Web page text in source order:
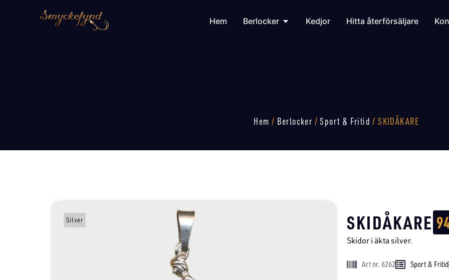
Hem Berlocker Kedjor Hitta återförsäljare
Hem / Berlocker /Sport & Fritid / SKIDÅKARE
Silver SKIDÅKARE
Skidor i äkta silver.
Art nr. 6262 Sport & Fritid